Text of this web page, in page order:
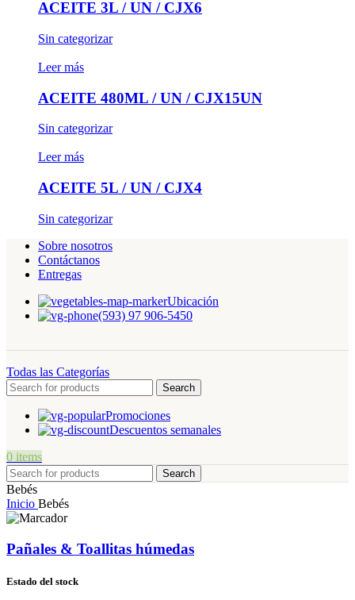
ACEITE 3L / UN / CJX6
Sin categorizar
Leer más
ACEITE 480ML / UN / CJX15UN
Sin categorizar
Leer más
ACEITE 5L / UN / CJX4
Sin categorizar
Sobre nosotros
Contáctanos
Entregas
Ubicación
(593) 97 906-5450
Todas las Categorías
Search
Promociones
Descuentos semanales
0 items
Search
Bebés
Inicio Bebés
Pañales & Toallitas húmedas
Estado del stock